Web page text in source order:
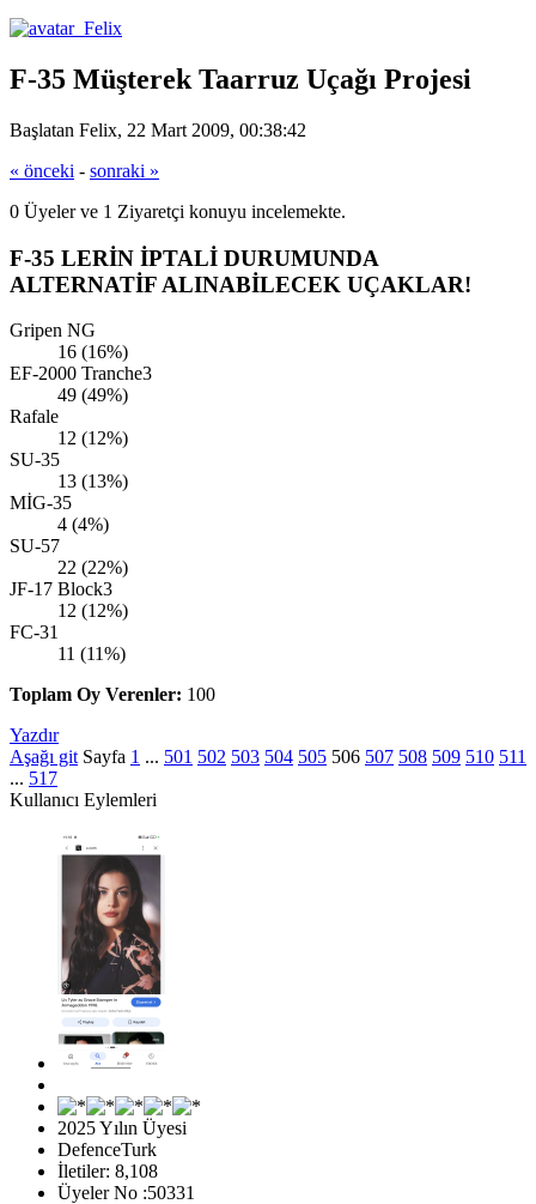
F-35 Müşterek Taarruz Uçağı Projesi
Başlatan Felix, 22 Mart 2009, 00:38:42
« önceki - sonraki »
0 Üyeler ve 1 Ziyaretçi konuyu incelemekte.
F-35 LERİN İPTALİ DURUMUNDA
ALTERNATİF ALINABİLECEK UÇAKLAR!
Gripen NG
16 (16%)
EF-2000 Tranche3
49 (49%)
Rafale
12 (12%)
SU-35
13 (13%)
MİG-35
4 (4%)
SU-57
22 (22%)
JF-17 Block3
12 (12%)
FC-31
11 (11%)
Toplam Oy Verenler: 100
Yazdır
Aşağı git Sayfa 1 ... 501 502 503 504 505 506 507 508 509 510 511
... 517
Kullanıcı Eylemleri
2025 Yılın Üyesi
DefenceTurk
İletiler: 8,108
Üyeler No :50331